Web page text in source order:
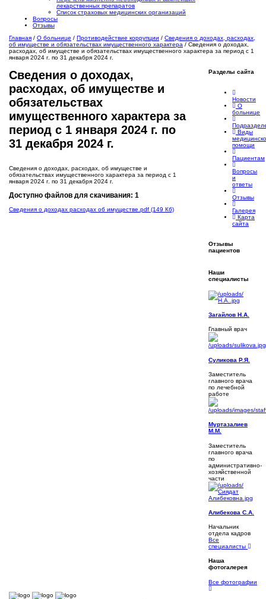
лекарственных препаратов
Список страховых медицинских организаций
Вопросы
Отзывы
Главная / О больнице / Противодействие коррупции / Сведения о доходах, расходах,
об имуществе и обязательствах имущественного характера / Сведения о доходах,
расходах, об имуществе и обязательствах имущественного характера за период с 1
января 2024 г. по 31 декабря 2024 г.
Сведения о доходах,
расходах, об имуществе и
обязательствах
имущественного характера за
период с 1 января 2024 г. по
31 декабря 2024 г.
Сведения о доходах, расходах, об имуществе и
обязательствах имущественного характера за период с 1
января 2024 г. по 31 декабря 2024 г.
Доступно файлов для скачивания: 1
Сведения о доходах расходах об имуществе .pdf (149 Кб)
Разделы сайта
Новости
О
больнице
Виды
помощи
Пациентам
Вопросы
и
ответы
Отзывы
Галерея
Карта
сайта
Отзывы
пациентов
Наши
специалисты
Загайлов Н.А.
Главный врач
Суликова Р.Я.
Заместитель
главного врача
по лечебной
работе
Муртазалиев
М.М.
Заместитель
главного врача
по
административно-
хозяйственной
части
Алибекова С.А.
Начальник
отдела кадров
Все
специалисты
Наша
фотогалерея
Все фотографии